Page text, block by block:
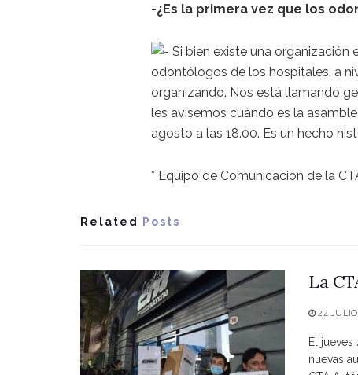
-¿Es la primera vez que los
Si bien existe una organización
odontólogos de los hospitales, a
organizando. Nos está llamando
les avisemos cuándo es la
agosto a las 18.00. Es un hecho
* Equipo de Comunicación de la
Related Posts
La
24
El
nuevas